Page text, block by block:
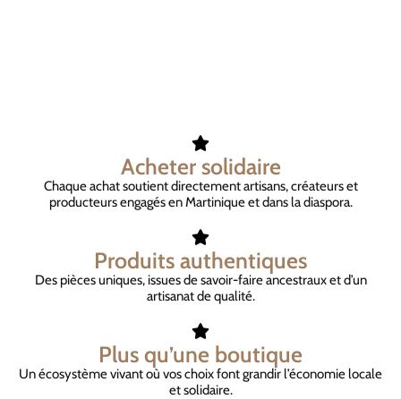
Acheter solidaire
Chaque achat soutient directement artisans, créateurs et
producteurs engagés en Martinique et dans la diaspora.
Produits authentiques
Des pièces uniques, issues de savoir-faire ancestraux et d’un
artisanat de qualité.
Plus qu’une boutique
Un écosystème vivant où vos choix font grandir l’économie locale
et solidaire.